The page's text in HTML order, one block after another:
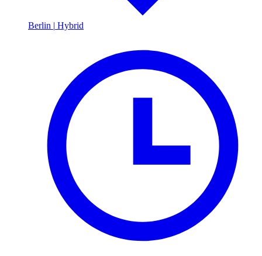
Berlin | Hybrid